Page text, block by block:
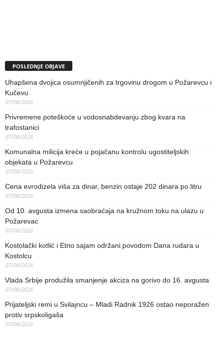
POSLEDNJE OBJAVE
Uhapšena dvojica osumnjičenih za trgovinu drogom u Požarevcu i
Kučevu
07/08/2026
Privremene poteškoće u vodosnabdevanju zbog kvara na
trafostanici
07/08/2026
Komunalna milicija kreće u pojačanu kontrolu ugostiteljskih
objekata u Požarevcu
07/08/2026
Cena evrodizela viša za dinar, benzin ostaje 202 dinara po litru
07/08/2026
Od 10. avgusta izmena saobraćaja na kružnom toku na ulazu u
Požarevac
07/08/2026
Kostolački kotlić i Etno sajam održani povodom Dana rudara u
Kostolcu
07/08/2026
Vlada Srbije produžila smanjenje akciza na gorivo do 16. avgusta
07/08/2026
Prijateljski remi u Svilajncu – Mladi Radnik 1926 ostao neporažen
protiv srpskoligaša
07/08/2026